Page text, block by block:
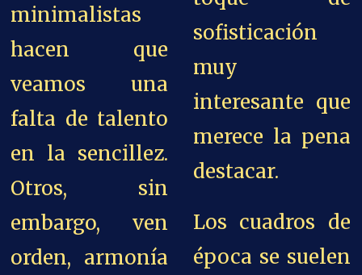
minimalistas
hacen que
veamos una
falta de talento
en la sencillez.
Otros, sin
embargo, ven
orden, armonía
sofisticación
muy
interesante que
merece la pena
destacar.
Los cuadros de
época se suelen